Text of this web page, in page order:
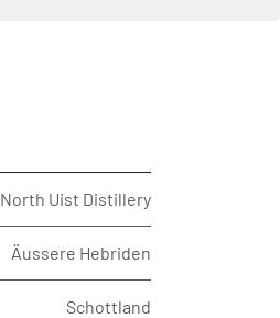
North Uist Distillery
Äussere Hebriden
Schottland